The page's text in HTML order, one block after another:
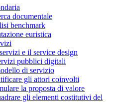
documentale
benchmark
euristica
e il service design
pubblici digitali
di servizio
gli attori coinvolti
la proposta di valore
gli elementi costitutivi del